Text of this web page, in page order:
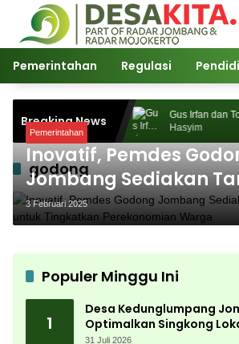
Langsung
konten
Pemerintahan Regulasi
Breaking News
Sukses Digelar,
Ribuan
Gus Irfan dan
Hasyim
godong
Pemerintahan
Inovatif, Pemdes
Jombang Sediakan
untuk Tingkatkan
Warga
3 Februari 2025
Populer Minggu Ini
1
Desa Kedunglumpang
Optimalkan Singkong
Diajari Produksi Tepung
31 Juli 2026